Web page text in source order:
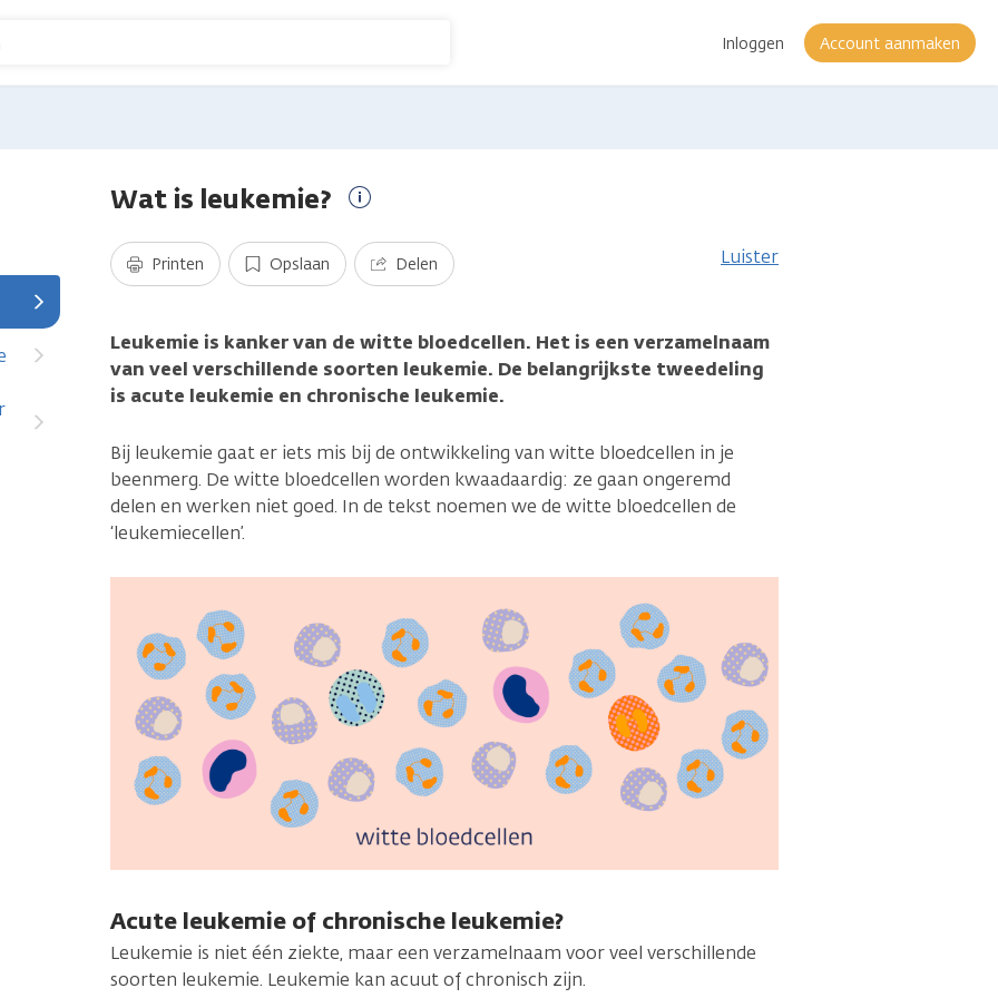
Inloggen Account aanmaken
Wat is leukemie?
informatie
Printen Opslaan Delen Luister
Leukemie is kanker van de witte bloedcellen. Het is een verzamelnaam
van veel verschillende soorten leukemie. De belangrijkste tweedeling
is acute leukemie en chronische leukemie.
Bij leukemie gaat er iets mis bij de ontwikkeling van witte bloedcellen in je
beenmerg. De witte bloedcellen worden kwaadaardig: ze gaan ongeremd
delen en werken niet goed. In de tekst noemen we de witte bloedcellen de
‘leukemiecellen’.
Acute leukemie of chronische leukemie?
Leukemie is niet één ziekte, maar een verzamelnaam voor veel verschillende
soorten leukemie. Leukemie kan acuut of chronisch zijn.